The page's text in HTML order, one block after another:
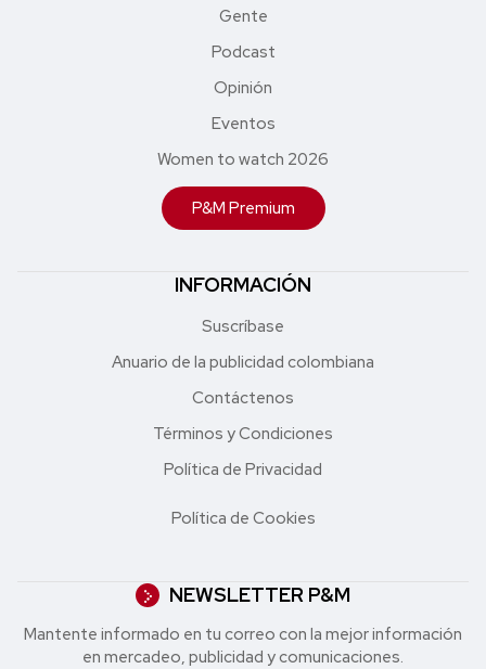
Gente
Podcast
Opinión
Eventos
Women to watch 2026
P&M Premium
INFORMACIÓN
Suscríbase
Anuario de la publicidad colombiana
Contáctenos
Términos y Condiciones
Política de Privacidad
Política de Cookies
NEWSLETTER P&M
Mantente informado en tu correo con la mejor in formación
en mercadeo, publicidad y comunicaciones.